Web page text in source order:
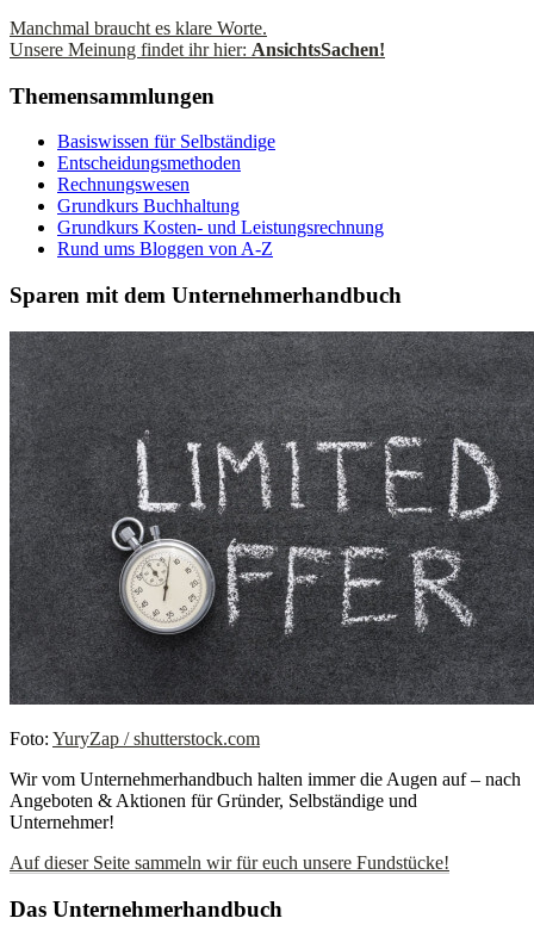
Manchmal braucht es klare Worte.
Unsere Meinung findet ihr hier: AnsichtsSachen!
Themensammlungen
Basiswissen für Selbständige
Entscheidungsmethoden
Rechnungswesen
Grundkurs Buchhaltung
Grundkurs Kosten- und Leistungsrechnung
Rund ums Bloggen von A-Z
Sparen mit dem Unternehmerhandbuch
Foto: YuryZap / shutterstock.com
Wir vom Unternehmerhandbuch halten immer die Augen auf – nach
Angeboten & Aktionen für Gründer, Selbständige und
Unternehmer!
Auf dieser Seite sammeln wir für euch unsere Fundstücke!
Das Unternehmerhandbuch